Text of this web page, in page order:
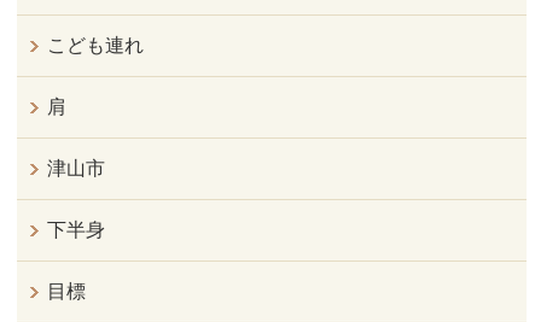
こども連れ
肩
津山市
下半身
目標